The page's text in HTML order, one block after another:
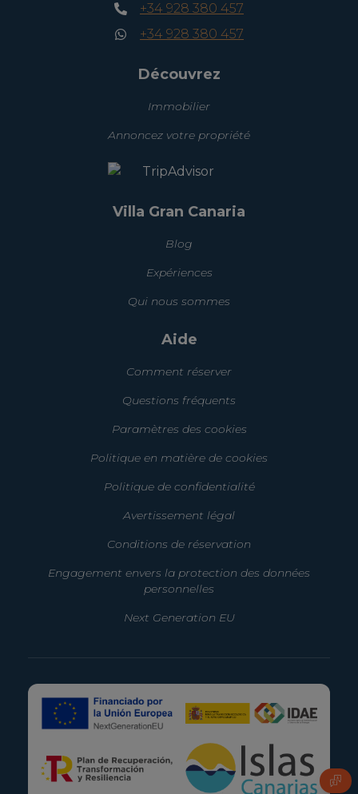
FAQ
+34 928 380 457
+34 928 380 457
Découvrez
Immobilier
Annoncez votre propriété
Villa Gran Canaria
Blog
Expériences
Qui nous sommes
Aide
Comment réserver
Questions fréquents
Paramètres des cookies
Politique en matière de cookies
Politique de confidentialité
Avertissement légal
Conditions de réservation
Engagement envers la protection des données
personnelles
Next Generation EU